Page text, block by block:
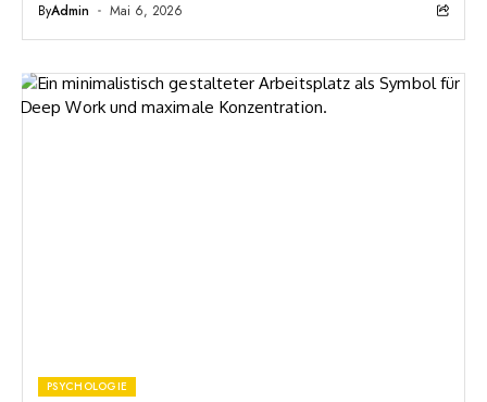
ByAdmin Mai 6, 2026
PSYCHOLOGIE